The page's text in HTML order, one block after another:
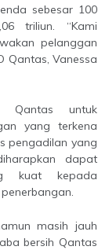
triliun. “Kami
pelanggan
Qantas, Vanessa
yang terkena
pengadilan yang
dapat
kuat kepada
bersih Qantas